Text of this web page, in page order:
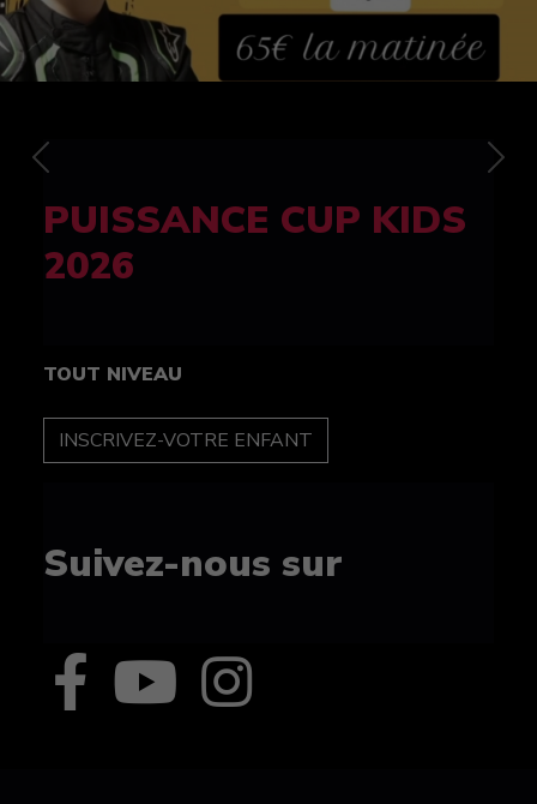
FELINE CUP 100%
féminine
TOUT NIVEAU
INSCRIPTION
Suivez-nous sur
Previous Next